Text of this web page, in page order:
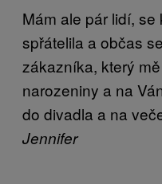
Mám ale pár lidí,
spřátelila a občas
zákazníka, který
narozeniny a na
do divadla a na
Jennifer